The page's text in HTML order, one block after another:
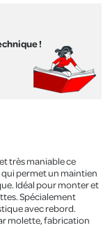
!
très maniable ce
qui permet un maintien
Idéal pour monter et
Spécialement
avec rebord.
molette, fabrication